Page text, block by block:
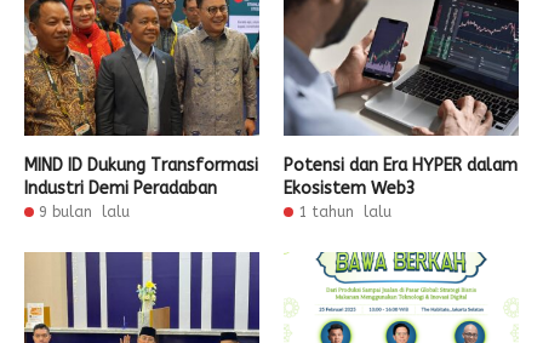
MIND ID Dukung Transformasi
Industri Demi Peradaban
9 bulan lalu
Potensi dan Era HYPER dalam
Ekosistem Web3
1 tahun lalu